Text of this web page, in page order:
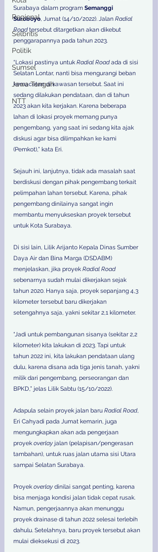
Regional
Selbritis
Politik
Sumsel
Jawa Tengah
NTT
Surabaya dalam program Semanggi
Suroboyo, Jumat (14/10/2022). Jalan Radial
Road tersebut ditargetkan akan dikebut
penggarapannya pada tahun 2023.
“Lokasi pastinya untuk Radial Road ada di sisi
Selatan Lontar, nanti bisa mengurangi beban
kemacetan di kawasan tersebut. Saat ini
sedang dilakukan pendataan, dan di tahun
2023 akan kita kerjakan. Karena beberapa
lahan di lokasi proyek memang punya
pengembang, yang saat ini sedang kita ajak
diskusi agar bisa dilimpahkan ke kami
(Pemkot),” kata Eri.
Sejauh ini, lanjutnya, tidak ada masalah saat
berdiskusi dengan pihak pengembang terkait
pelimpahan lahan tersebut. Karena, pihak
pengembang dinilainya sangat ingin
membantu menyukseskan proyek tersebut
untuk Kota Surabaya.
Di sisi lain, Lilik Arijanto Kepala Dinas Sumber
Daya Air dan Bina Marga (DSDABM)
menjelaskan, jika proyek Radial Road
sebenarnya sudah mulai dikerjakan sejak
tahun 2020. Hanya saja, proyek sepanjang 4,3
kilometer tersebut baru dikerjakan
setengahnya saja, yakni sekitar 2,1 kilometer.
“Jadi untuk pembangunan sisanya (sekitar 2,2
kilometer) kita lakukan di 2023. Tapi untuk
tahun 2022 ini, kita lakukan pendataan ulang
dulu, karena disana ada tiga jenis tanah, yakni
milik dari pengembang, perseorangan dan
BPKD,” jelas Lilik Sabtu (15/10/2022).
Adapula selain proyek jalan baru Radial Road,
Eri Cahyadi pada Jumat kemarin, juga
mengungkapkan akan ada pengerjaan
proyek overlay jalan (pelapisan/pengerasan
tambahan), untuk ruas jalan utama sisi Utara
sampai Selatan Surabaya.
Proyek overlay dinilai sangat penting, karena
bisa menjaga kondisi jalan tidak cepat rusak.
Namun, pengerjaannya akan menunggu
proyek drainase di tahun 2022 selesai terlebih
dahulu. Setelahnya, baru proyek tersebut akan
mulai dieksekusi di 2023.